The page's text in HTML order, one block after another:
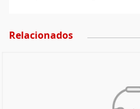
Relacionados